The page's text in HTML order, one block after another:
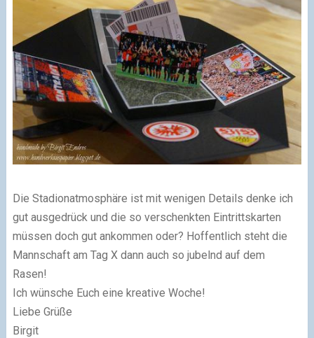
Die Stadionatmosphäre ist mit wenigen Details denke ich
gut ausgedrück und die so verschenkten Eintrittskarten
müssen doch gut ankommen oder? Hoffentlich steht die
Mannschaft am Tag X dann auch so jubelnd auf dem
Rasen!
Ich wünsche Euch eine kreative Woche!
Liebe Grüße
Birgit